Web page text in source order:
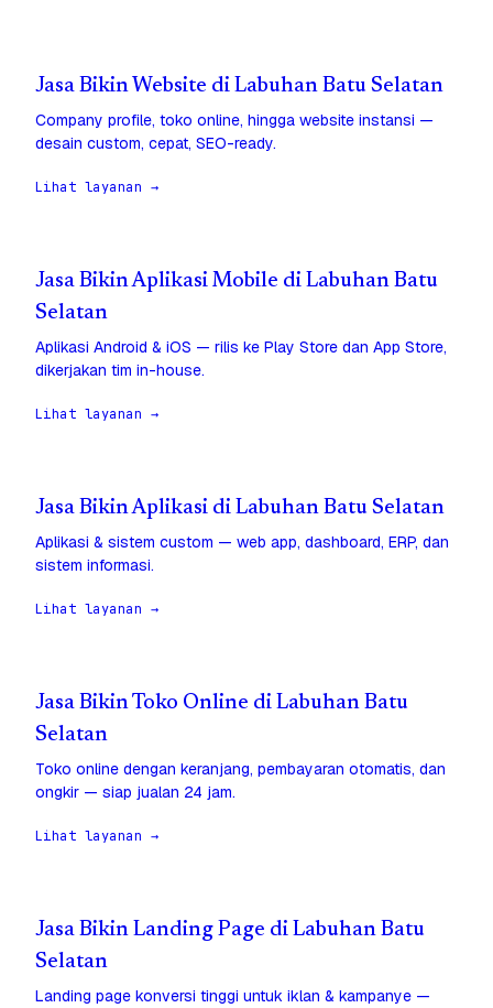
Jasa Bikin Website di Labuhan Batu Selatan
Company profile, toko online, hingga website instansi —
desain custom, cepat, SEO-ready.
Lihat layanan →
Jasa Bikin Aplikasi Mobile di Labuhan Batu
Selatan
Aplikasi Android & iOS — rilis ke Play Store dan App Store,
dikerjakan tim in-house.
Lihat layanan →
Jasa Bikin Aplikasi di Labuhan Batu Selatan
Aplikasi & sistem custom — web app, dashboard, ERP, dan
sistem informasi.
Lihat layanan →
Jasa Bikin Toko Online di Labuhan Batu
Selatan
Toko online dengan keranjang, pembayaran otomatis, dan
ongkir — siap jualan 24 jam.
Lihat layanan →
Jasa Bikin Landing Page di Labuhan Batu
Selatan
Landing page konversi tinggi untuk iklan & kampanye —